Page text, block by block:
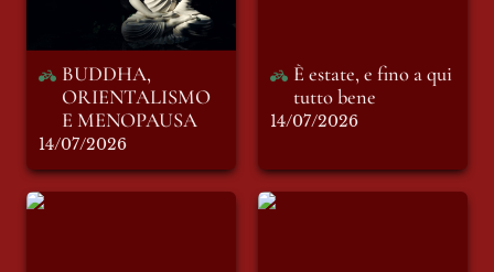
BUDDHA,
ORIENTALISMO
E MENOPAUSA
14/07/2026
È estate, e fino a qui
tutto bene
14/07/2026
Spiagge sicure
Parma è ancora